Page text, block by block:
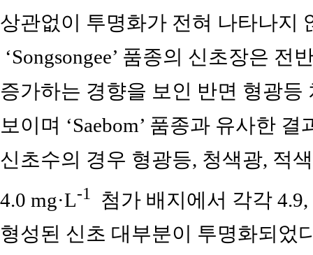
상관없이 투명화가 전혀 나타나지
‘Songsongee’ 품종의 신초장은
증가하는 경향을 보인 반면 형광
보이며 ‘Saebom’ 품종과 유사한
신초수의 경우 형광등, 청색광, 적
4.0 mg·L-1
첨가 배지에서 각각
형성된 신초 대부분이 투명화되었